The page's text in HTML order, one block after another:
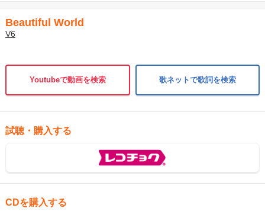
Beautiful World
V6
Youtubeで動画を検索 歌ネットで歌詞を検索
試聴・購入する
CDを購入する